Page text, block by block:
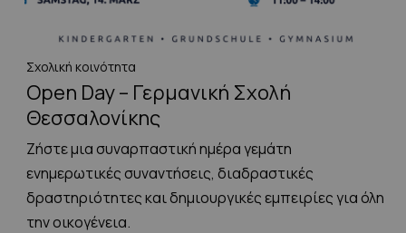
Σχολική κοινότητα
Open Day – Γερμανική Σχολή
Θεσσαλονίκης
Ζήστε μια συναρπαστική ημέρα γεμάτη
ενημερωτικές συναντήσεις, διαδραστικές
δραστηριότητες και δημιουργικές εμπειρίες για όλη
την οικογένεια.